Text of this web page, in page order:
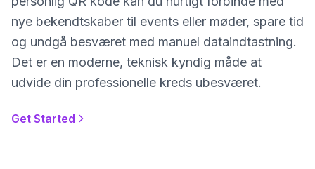
nye bekendtskaber til events eller møder, spare tid
og undgå besværet med manuel dataindtastning.
Det er en moderne, teknisk kyndig måde at
udvide din professionelle kreds ubesværet.
Get Started